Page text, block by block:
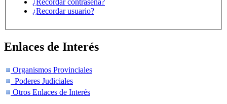
¿Recordar usuario?
Enlaces de Interés
Organismos Provinciales
Poderes Judiciales
Otros Enlaces de Interés